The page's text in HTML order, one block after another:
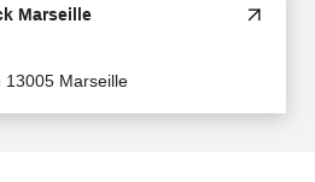
Marseille
13005 Marseille